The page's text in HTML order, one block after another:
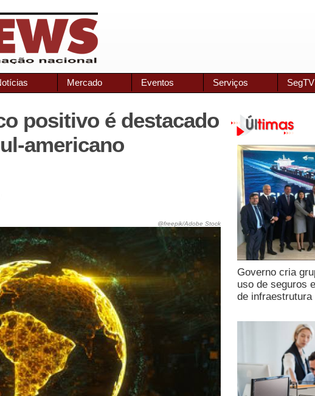
Mercado Eventos Serviços
positivo é destacado
americano
@freepik/Adobe Stock
Governo cria
uso de seguros
de infraestrutura